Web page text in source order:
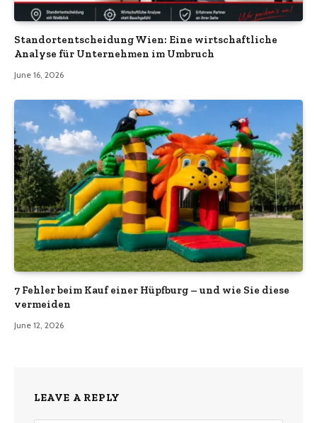
Standortentscheidung Wien: Eine wirtschaftliche
Analyse für Unternehmen im Umbruch
June 16, 2026
7 Fehler beim Kauf einer Hüpfburg – und wie Sie diese
vermeiden
June 12, 2026
LEAVE A REPLY